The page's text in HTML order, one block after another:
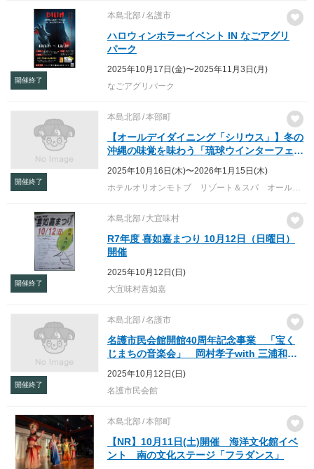
開催終了
本島北部 名護市
ハロウィンホラーイベント IN なごアグリ
パーク
2025年10月17日(金)〜2025年11月3日(月)
なごアグリパーク
開催終了
本島北部 本部町
【オールデイダイニング「シリウス」】冬の
沖縄の味覚を味わう「琉球ウインターフェ
2025年10月16日(木)〜2026年1月15日(木)
ホテルオリオンモトブ リゾート＆スパ オールデイダイニング「シリウス」（オーシャンウイング1F）
開催終了
本島北部 大宜味村
R7年度 喜如嘉まつり 10月12日（日曜日）
開催
2025年10月12日(日)
大宜味村喜如嘉
開催終了
本島北部 名護市
名護市民会館開館40周年記念事業 「宝く
じまちの音楽会」 岡村孝子with 三浦和人
2025年10月12日(日)
名護市民会館
本島北部 本部町
【NR】10月11日(土)開催 海洋文化館イベ
ント 南の文化ステージ「フラダンス」